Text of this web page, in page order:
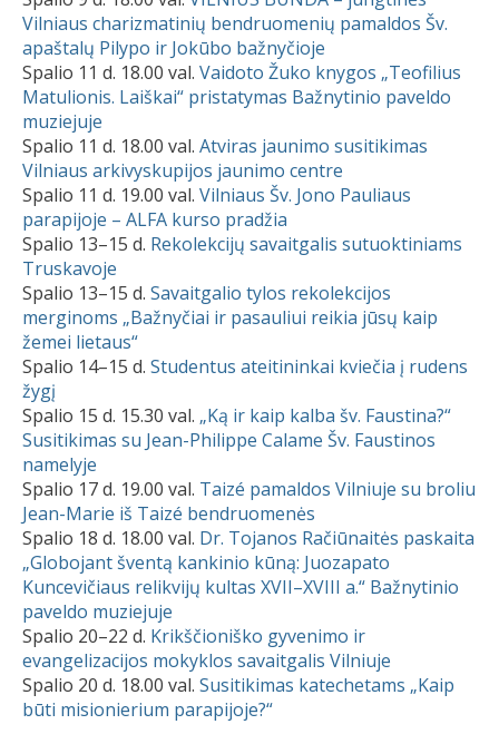
Vilniaus charizmatinių bendruomenių pamaldos Šv.
apaštalų Pilypo ir Jokūbo bažnyčioje
Spalio 11 d. 18.00 val. Vaidoto Žuko knygos „Teofilius
Matulionis. Laiškai“ pristatymas Bažnytinio paveldo
muziejuje
Spalio 11 d. 18.00 val. Atviras jaunimo susitikimas
Vilniaus arkivyskupijos jaunimo centre
Spalio 11 d. 19.00 val. Vilniaus Šv. Jono Pauliaus
parapijoje – ALFA kurso pradžia
Spalio 13–15 d. Rekolekcijų savaitgalis sutuoktiniams
Truskavoje
Spalio 13–15 d. Savaitgalio tylos rekolekcijos
merginoms „Bažnyčiai ir pasauliui reikia jūsų kaip
žemei lietaus“
Spalio 14–15 d. Studentus ateitininkai kviečia į rudens
žygį
Spalio 15 d. 15.30 val. „Ką ir kaip kalba šv. Faustina?“
Susitikimas su Jean-Philippe Calame Šv. Faustinos
namelyje
Spalio 17 d. 19.00 val. Taizé pamaldos Vilniuje su broliu
Jean-Marie iš Taizé bendruomenės
Spalio 18 d. 18.00 val. Dr. Tojanos Račiūnaitės paskaita
„Globojant šventą kankinio kūną: Juozapato
Kuncevičiaus relikvijų kultas XVII–XVIII a.“ Bažnytinio
paveldo muziejuje
Spalio 20–22 d. Krikščioniško gyvenimo ir
evangelizacijos mokyklos savaitgalis Vilniuje
Spalio 20 d. 18.00 val. Susitikimas katechetams „Kaip
būti misionierium parapijoje?“